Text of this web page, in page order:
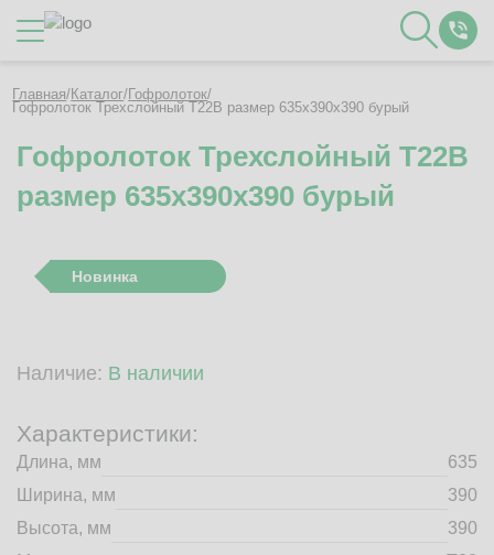
О Компании
Контакты
Полезное
Вакансии
Гофротара с печатью
Рассчитать стоимость упаковки
Пн-Пт 8:00 - 17:00
+7 (4832) 71-44-42
Главная/Каталог/Гофролоток/
Гофролоток Трехслойный Т22B размер 635x390x390 бурый
Гофролоток Трехслойный Т22B
размер 635x390x390 бурый
Новинка
Наличие: В наличии
Характеристики:
Длина, мм
635
Ширина, мм
390
Высота, мм
390